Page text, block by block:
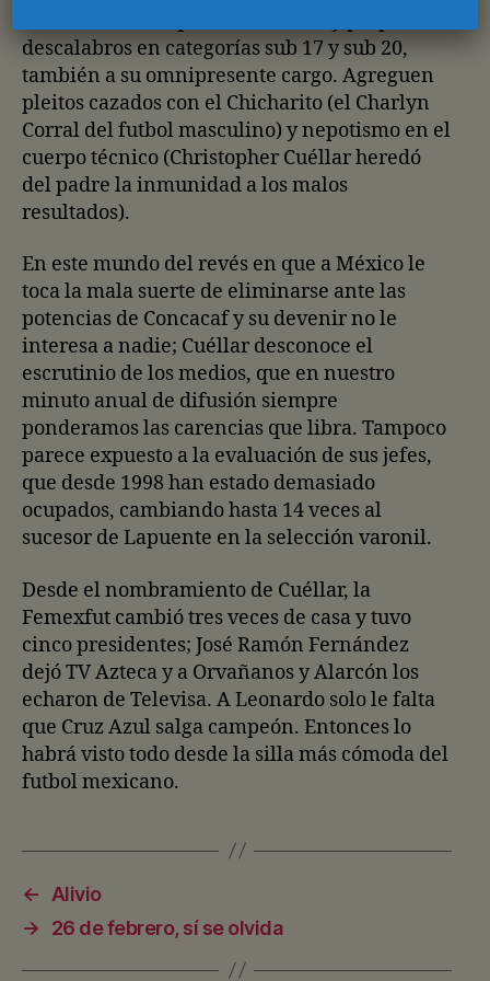
descalabros en categorías sub 17 y sub 20,
también a su omnipresente cargo. Agreguen
pleitos cazados con el Chicharito (el Charlyn
Corral del futbol masculino) y nepotismo en el
cuerpo técnico (Christopher Cuéllar heredó
del padre la inmunidad a los malos
resultados).
En este mundo del revés en que a México le
toca la mala suerte de eliminarse ante las
potencias de Concacaf y su devenir no le
interesa a nadie; Cuéllar desconoce el
escrutinio de los medios, que en nuestro
minuto anual de difusión siempre
ponderamos las carencias que libra. Tampoco
parece expuesto a la evaluación de sus jefes,
que desde 1998 han estado demasiado
ocupados, cambiando hasta 14 veces al
sucesor de Lapuente en la selección varonil.
Desde el nombramiento de Cuéllar, la
Femexfut cambió tres veces de casa y tuvo
cinco presidentes; José Ramón Fernández
dejó TV Azteca y a Orvañanos y Alarcón los
echaron de Televisa. A Leonardo solo le falta
que Cruz Azul salga campeón. Entonces lo
habrá visto todo desde la silla más cómoda del
futbol mexicano.
←
Alivio
→
26 de febrero, sí se olvida